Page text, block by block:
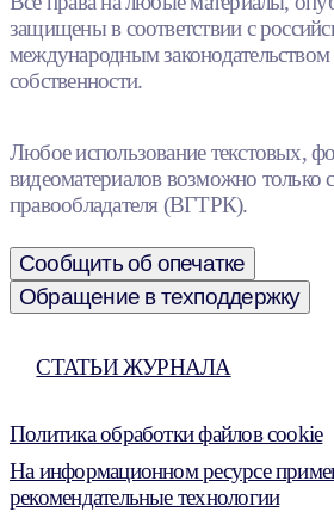
защищены в соответствии с
международным законодательством
собственности.
Любое использование текстовых,
видеоматериалов возможно только
правообладателя (ВГТРК).
Сообщить об опечатке
Обращение в техподдержку
СТАТЬИ ЖУРНАЛА
Политика обработки файлов cookie
На информационном ресурсе
рекомендательные технологии